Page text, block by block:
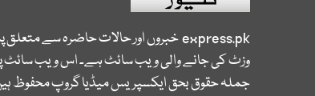
express.pkخبروں اور حالات حاضرہ سے
وزٹ کی جانے والی ویب سائٹ ہے۔ اس ویب سائٹ
جملہ حقوق بحق ایکسپریس میڈیا گروپ محفوظ